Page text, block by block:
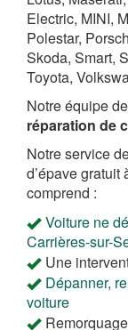
Electric, MINI,
Polestar,
Skoda, Smart,
Toyota,
Notre équipe
réparation de
Notre service
d’épave gratuit
comprend :
Voiture ne
Carrières-sur-
Une
Dépanner,
voiture